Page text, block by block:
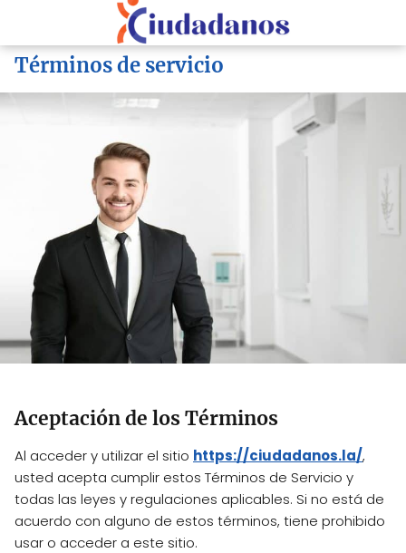
Términos de servicio
Aceptación de los Términos
Al acceder y utilizar el sitio https://ciudadanos.la/,
usted acepta cumplir estos Términos de Servicio y
todas las leyes y regulaciones aplicables. Si no está de
acuerdo con alguno de estos términos, tiene prohibido
usar o acceder a este sitio.